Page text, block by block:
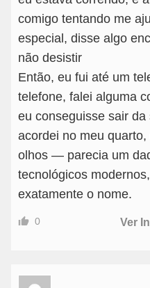
comigo tentando me
especial, disse algo
não desistir
Então, eu fui até um
telefone, falei alguma
eu conseguisse sair
acordei no meu
olhos — parecia um
tecnológicos
exatamente o nome.
0 Ver